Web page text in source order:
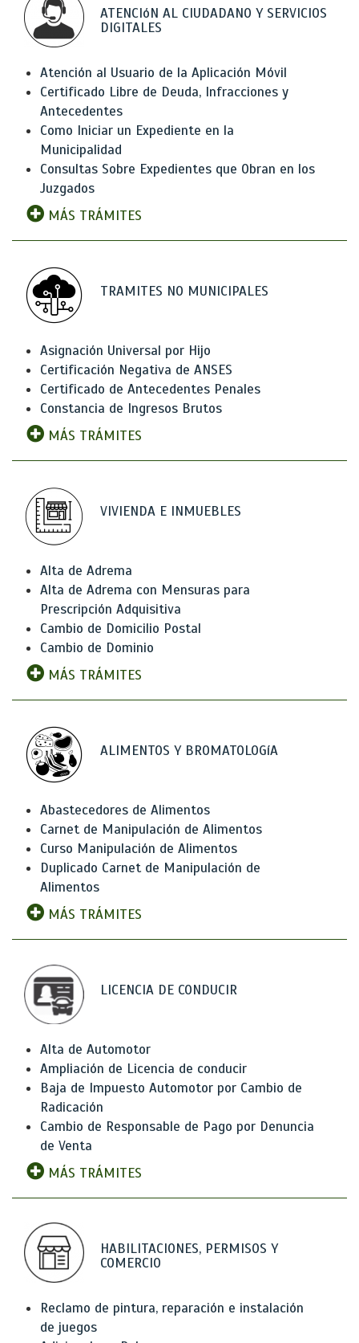
ATENCIóN AL CIUDADANO Y SERVICIOS
DIGITALES
Atención al Usuario de la Aplicación Móvil
Certificado Libre de Deuda, Infracciones y
Antecedentes
Como Iniciar un Expediente en la
Municipalidad
Consultas Sobre Expedientes que Obran en los
Juzgados
MÁS TRÁMITES
TRAMITES NO MUNICIPALES
Asignación Universal por Hijo
Certificación Negativa de ANSES
Certificado de Antecedentes Penales
Constancia de Ingresos Brutos
MÁS TRÁMITES
VIVIENDA E INMUEBLES
Alta de Adrema
Alta de Adrema con Mensuras para
Prescripción Adquisitiva
Cambio de Domicilio Postal
Cambio de Dominio
MÁS TRÁMITES
ALIMENTOS Y BROMATOLOGíA
Abastecedores de Alimentos
Carnet de Manipulación de Alimentos
Curso Manipulación de Alimentos
Duplicado Carnet de Manipulación de
Alimentos
MÁS TRÁMITES
LICENCIA DE CONDUCIR
Alta de Automotor
Ampliación de Licencia de conducir
Baja de Impuesto Automotor por Cambio de
Radicación
Cambio de Responsable de Pago por Denuncia
de Venta
MÁS TRÁMITES
HABILITACIONES, PERMISOS Y
COMERCIO
Reclamo de pintura, reparación e instalación
de juegos